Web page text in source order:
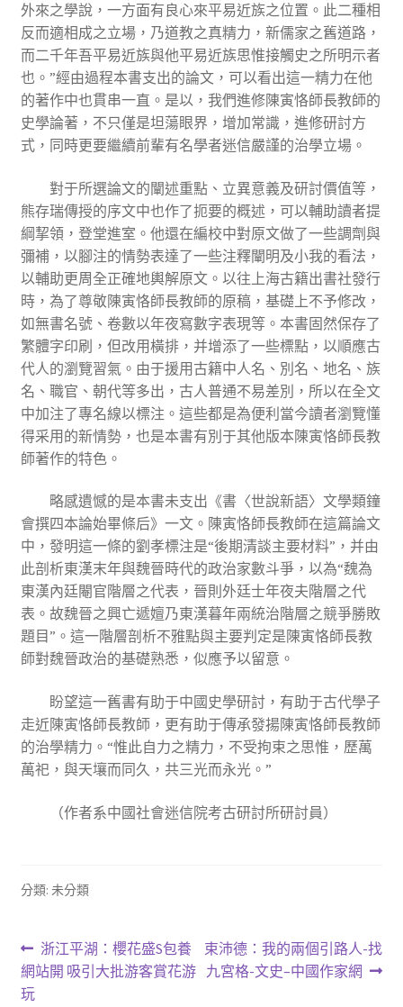
外來之學說，一方面有良心來平易近族之位置。此二種相
反而適相成之立場，乃道教之真精力，新儒家之舊道路，
而二千年吾平易近族與他平易近族思惟接觸史之所明示者
也。”經由過程本書支出的論文，可以看出這一精力在他
的著作中也貫串一直。是以，我們進修陳寅恪師長教師的
史學論著，不只僅是坦蕩眼界，增加常識，進修研討方
式，同時更要繼續前輩有名學者迷信嚴謹的治學立場。
對于所選論文的闡述重點、立異意義及研討價值等，
熊存瑞傳授的序文中也作了扼要的概述，可以輔助讀者提
綱挈領，登堂進室。他還在編校中對原文做了一些調劑與
彌補，以腳注的情勢表達了一些注釋闡明及小我的看法，
以輔助更周全正確地輿解原文。以往上海古籍出書社發行
時，為了尊敬陳寅恪師長教師的原稿，基礎上不予修改，
如無書名號、卷數以年夜寫數字表現等。本書固然保存了
繁體字印刷，但改用橫排，并增添了一些標點，以順應古
代人的瀏覽習氣。由于援用古籍中人名、別名、地名、族
名、職官、朝代等多出，古人普通不易差別，所以在全文
中加注了專名線以標注。這些都是為便利當今讀者瀏覽懂
得采用的新情勢，也是本書有別于其他版本陳寅恪師長教
師著作的特色。
略感遺憾的是本書未支出《書〈世說新語〉文學類鐘
會撰四本論始畢條后》一文。陳寅恪師長教師在這篇論文
中，發明這一條的劉孝標注是“後期清談主要材料”，并由
此剖析東漢末年與魏晉時代的政治家數斗爭，以為“魏為
東漢內廷閹官階層之代表，晉則外廷士年夜夫階層之代
表。故魏晉之興亡遞嬗乃東漢暮年兩統治階層之競爭勝敗
題目”。這一階層剖析不雅點與主要判定是陳寅恪師長教
師對魏晉政治的基礎熟悉，似應予以留意。
盼望這一舊書有助于中國史學研討，有助于古代學子
走近陳寅恪師長教師，更有助于傳承發揚陳寅恪師長教師
的治學精力。“惟此自力之精力，不受拘束之思惟，歷萬
萬祀，與天壤而同久，共三光而永光。”
（作者系中國社會迷信院考古研討所研討員）
分類: 未分類
文
章
上
一
浙江平湖：櫻花盛S包養
網站開 吸引大批游客賞花游
玩
下
一
束沛德：我的兩個引路人-找
九宮格-文史–中國作家網